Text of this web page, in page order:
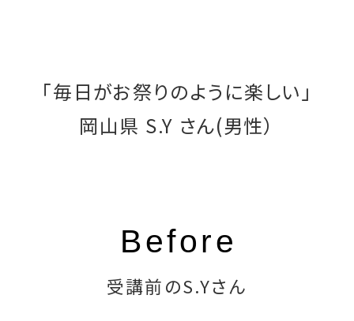
「毎日がお祭りのように楽しい」
岡山県 S.Y さん(男性）
受講前のS.Yさん